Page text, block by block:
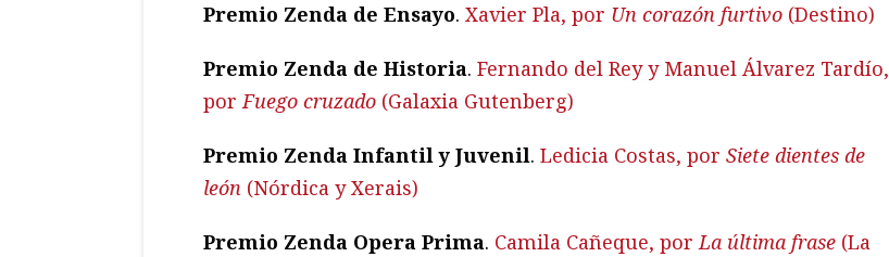
Premio Zenda de Ensayo. Xavier Pla, por Un corazón furtivo (Destino)
Premio Zenda de Historia. Fernando del Rey y Manuel Álvarez Tardío,
porFuego cruzado (Galaxia Gutenberg)
Premio Zenda Infantil y Juvenil. Ledicia Costas, por Siete dientes de
león (Nórdica y Xerais)
Premio Zenda Opera Prima. Camila Cañeque, porLa última frase (La